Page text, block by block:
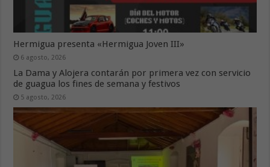
Hermigua presenta «Hermigua Joven III»
6 agosto, 2026
La Dama y Alojera contarán por primera vez con servicio
de guagua los fines de semana y festivos
5 agosto, 2026